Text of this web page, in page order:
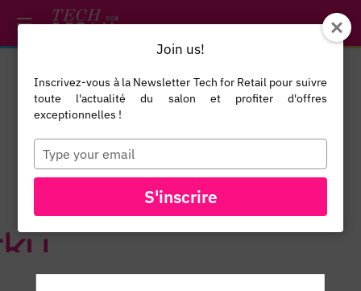
TOUS LES
*/
Join us!
Inscrivez-vous à la Newsletter Tech for Retail pour suivre
toute l'actualité du salon et profiter d'offres
exceptionnelles !
Type
your
email
S'inscrire